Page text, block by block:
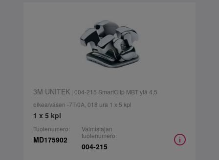
3M UNITEK| 004-215 SmartClip MBT ylä 4,5
oikea/vasen -7T/0A, 018 ura 1 x 5 kpl
1 x 5 kpl
Tuotenumero:
MD175902
Valmistajan
tuotenumero:
004-215